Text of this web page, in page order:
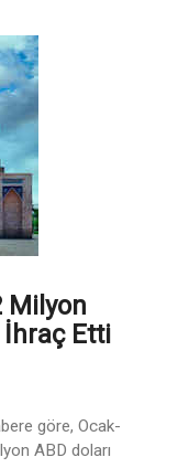
Milyon
İhraç Etti
göre, Ocak-
ABD doları